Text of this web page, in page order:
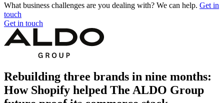
What business challenges are you dealing with? We can help. Get in
touch
Get in touch
Rebuilding three brands in nine months:
How Shopify helped The ALDO Group